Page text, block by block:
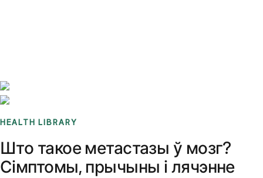
HEALTH LIBRARY
Што такое метастазы ў мозг?
Сімптомы, прычыны і лячэнне